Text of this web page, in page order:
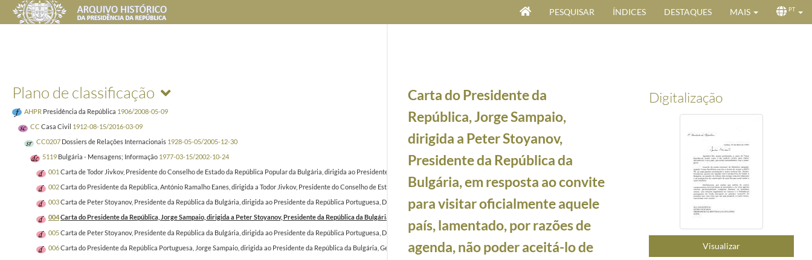
PESQUISAR ÍNDICES DESTAQUES MAIS PT
Plano de classificação
AHPR Presidência da República 1906/2008-05-09
CC Casa Civil 1912-08-15/2016-03-09
CC0207 Dossiers de Relações Internacionais 1928-05-05/2005-12-30
5119 Bulgária - Mensagens; Informação 1977-03-15/2002-10-24
001 Carta de Todor Jivkov, Presidente do Conselho de Estado da República Popular da Bulgária, dirigida ao Presidente da República Portuguesa, General António Ramalho Eanes, relativa ao rapto atribuído a "grupos da UNITA" de três técnicos búlgaros ocorrido
002Carta do Presidente da República, António Ramalho Eanes, dirigida a Todor Jivkov, Presidente do Conselho de Estado da República Popular da Bulgária, em resposta à carta de 25 de abril de 1984, relativa ao rapto pela UNITA de cidadãos búlgaros no dia 25
003Carta de Peter Stoyanov, Presidente da República da Bulgária, dirigida ao Presidente da República Portuguesa, Dr. Jorge Sampaio, formulando um convite oficial para uma visita à Bulgária para "conhecer directamente as transformações radicais operadas"
004Carta do Presidente da República, Jorge Sampaio, dirigida a Peter Stoyanov, Presidente da República da Bulgária, em resposta ao convite para visitar oficialmente aquele país, lamentado, por razões de agenda, não poder aceitá-lo de momento, mas
005Carta de Peter Stoyanov, Presidente da República da Bulgária, dirigida ao Presidente da República Portuguesa, Dr. Jorge Sampaio, relativa à questão do pedido formulado pelo seu país para adesão à NATO e convidando o Presidente português a estar
006Carta do Presidente da República Portuguesa, Jorge Sampaio, dirigida ao Presidente da República da Bulgária, Georgi Parvanov, agradecendo a amável receção por ocasião da vista de Estado à Bulgária, marcada por um fortalecimento das relações bilaterais
Digitalização
Visualizar
Carta do Presidente da
República, Jorge Sampaio,
dirigida a Peter Stoyanov,
Presidente da República da
Bulgária, em resposta ao convite
para visitar oficialmente aquele
país, lamentado, por razões de
agenda, não poder aceitá-lo de